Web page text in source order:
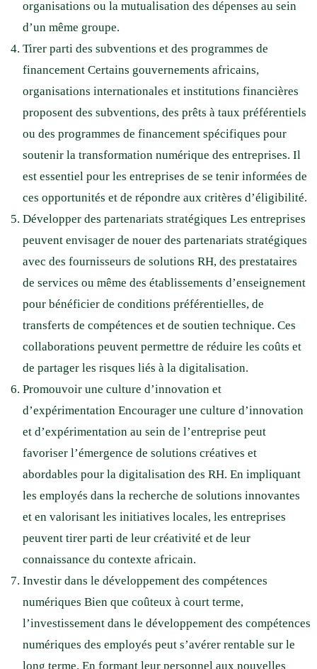
organisations ou la mutualisation des dépenses au sein
d’un même groupe.
Tirer parti des subventions et des programmes de
financement Certains gouvernements africains,
organisations internationales et institutions financières
proposent des subventions, des prêts à taux préférentiels
ou des programmes de financement spécifiques pour
soutenir la transformation numérique des entreprises. Il
est essentiel pour les entreprises de se tenir informées de
ces opportunités et de répondre aux critères d’éligibilité.
Développer des partenariats stratégiques Les entreprises
peuvent envisager de nouer des partenariats stratégiques
avec des fournisseurs de solutions RH, des prestataires
de services ou même des établissements d’enseignement
pour bénéficier de conditions préférentielles, de
transferts de compétences et de soutien technique. Ces
collaborations peuvent permettre de réduire les coûts et
de partager les risques liés à la digitalisation.
Promouvoir une culture d’innovation et
d’expérimentation Encourager une culture d’innovation
et d’expérimentation au sein de l’entreprise peut
favoriser l’émergence de solutions créatives et
abordables pour la digitalisation des RH. En impliquant
les employés dans la recherche de solutions innovantes
et en valorisant les initiatives locales, les entreprises
peuvent tirer parti de leur créativité et de leur
connaissance du contexte africain.
Investir dans le développement des compétences
numériques Bien que coûteux à court terme,
l’investissement dans le développement des compétences
numériques des employés peut s’avérer rentable sur le
long terme. En formant leur personnel aux nouvelles